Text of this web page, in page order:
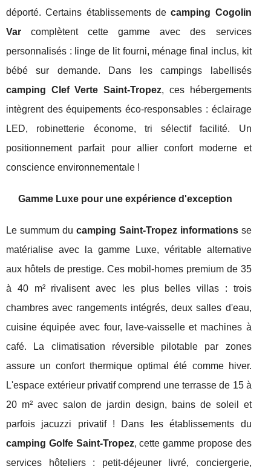
déporté. Certains établissements decamping Cogolin
Var complètent cette gamme avec des services
personnalisés : linge de lit fourni, ménage final inclus, kit
bébé sur demande. Dans les campings labellisés
camping Clef Verte Saint-Tropez, ces hébergements
intègrent des équipements éco-responsables : éclairage
LED, robinetterie économe, tri sélectif facilité. Un
positionnement parfait pour allier confort moderne et
conscience environnementale !
Gamme Luxe pour une expérience d'exception
Le summum du camping Saint-Tropez informationsse
matérialise avec la gamme Luxe, véritable alternative
aux hôtels de prestige. Ces mobil-homes premium de 35
à 40 m² rivalisent avec les plus belles villas : trois
chambres avec rangements intégrés, deux salles d'eau,
cuisine équipée avec four, lave-vaisselle et machines à
café. La climatisation réversible pilotable par zones
assure un confort thermique optimal été comme hiver.
L'espace extérieur privatif comprend une terrasse de 15 à
20 m² avec salon de jardin design, bains de soleil et
parfois jacuzzi privatif ! Dans les établissements du
camping Golfe Saint-Tropez, cette gamme propose des
services hôteliers : petit-déjeuner livré, conciergerie,